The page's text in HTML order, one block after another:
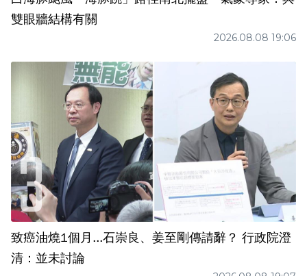
雙眼牆結構有關
2026.08.08 19:06
致癌油燒1個月...石崇良、姜至剛傳請辭？ 行政院澄
清：並未討論